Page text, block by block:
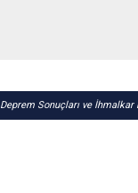
Deprem Sonuçları ve İhmalkar